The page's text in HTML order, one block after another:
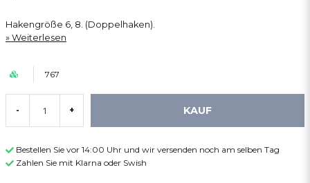
Hakengröße 6, 8. (Doppelhaken).
Weiterlesen
767
- + KAUF
Bestellen Sie vor 14:00 Uhr und wir versenden noch am selben Tag
Zahlen Sie mit Klarna oder Swish